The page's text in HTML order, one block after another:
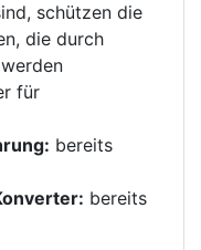
schützen die
die durch
für
bereits
bereits